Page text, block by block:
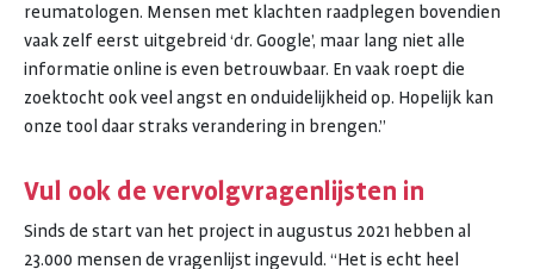
reumatologen. Mensen met klachten raadplegen bovendien
vaak zelf eerst uitgebreid ‘dr. Google’, maar lang niet alle
informatie online is even betrouwbaar. En vaak roept die
zoektocht ook veel angst en onduidelijkheid op. Hopelijk kan
onze tool daar straks verandering in brengen.”
Vul ook de vervolgvragenlijsten in
Sinds de start van het project in augustus 2021 hebben al
23.000 mensen de vragenlijst ingevuld. “Het is echt heel